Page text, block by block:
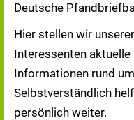
Deutsche
Hier stellen wir
Interessenten
Informationen rund
Selbstverständlich
persönlich weiter.